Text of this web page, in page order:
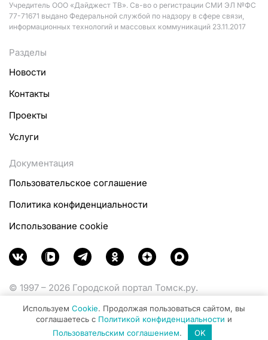
Учредитель ООО «Дайджест ТВ». Св-во о регистрации СМИ ЭЛ №ФС
77-71671 выдано Федеральной службой по надзору в сфере связи,
информационных технологий и массовых коммуникаций 23.11.2017
Разделы
Новости
Контакты
Проекты
Услуги
Документация
Пользовательское соглашение
Политика конфиденциальности
Использование cookie
© 1997 – 2026 Городской портал Томск.ру.
Министерства цифрового развития, связи и массовых
коммуникаций Российской Федерации.
Используем Cookie. Продолжая пользоваться сайтом, вы
соглашаетесь с Политикой конфиденциальности и
Пользовательским соглашением. OK